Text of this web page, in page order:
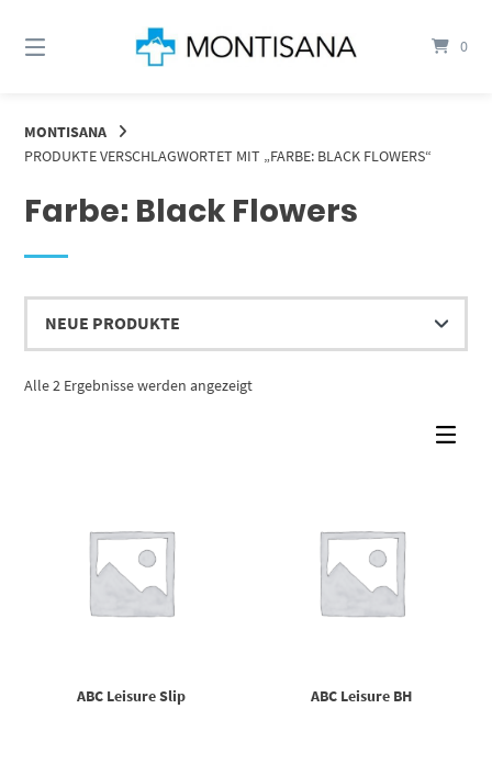
zum
0
MONTISANA
PRODUKTE VERSCHLAGWORTET MIT „FARBE: BLACK FLOWERS“
Farbe: Black Flowers
Alle 2 Ergebnisse werden angezeigtNach
ABC Leisure Slip ABC Leisure BH